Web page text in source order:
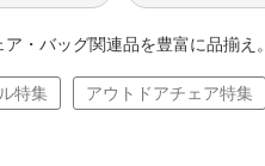
・バッグ関連品を豊富に品揃え。
特集 アウトドアチェア特集